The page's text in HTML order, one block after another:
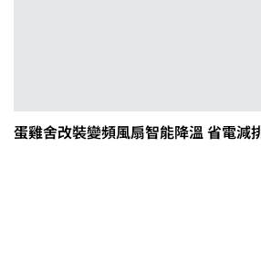
蛋雞舍改裝變頻風扇智能降溫 省電